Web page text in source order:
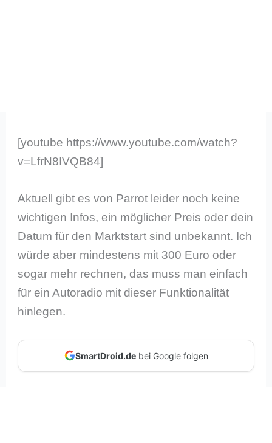
[youtube https://www.youtube.com/watch?
v=LfrN8IVQB84]
Aktuell gibt es von Parrot leider noch keine
wichtigen Infos, ein möglicher Preis oder dein
Datum für den Marktstart sind unbekannt. Ich
würde aber mindestens mit 300 Euro oder
sogar mehr rechnen, das muss man einfach
für ein Autoradio mit dieser Funktionalität
hinlegen.
SmartDroid.debei Google folgen